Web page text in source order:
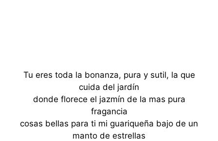
Tu eres toda la bonanza, pura y sutil, la que
cuida del jardín
donde florece el jazmín de la mas pura
fragancia
cosas bellas para ti mi guariqueña bajo de un
manto de estrellas